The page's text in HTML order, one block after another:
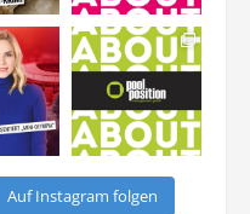
Auf Instagram folgen